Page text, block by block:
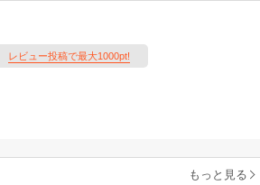
レビュー投稿で最大1000pt!
もっと見る